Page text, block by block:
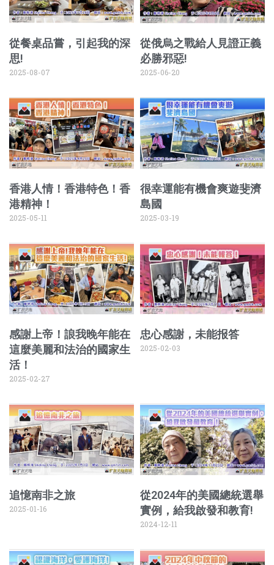
從餐桌品嘗，引起我的深
思!
2025-08-07
從俄烏之戰給人見證正義
必勝邪惡!
2025-06-20
香港人情！香港特色！香
港精神！
2025-05-11
很幸運能有機會爽遊斐濟
島國
2025-03-19
感謝上帝！誏我晚年能在
這麼美麗和法治的國家生
活！
2025-02-27
忠心感謝，未能报答
2025-02-03
追憶南非之旅
2025-01-16
從2024年的美國總統選舉
實例，給我啟發和教育!
2024-12-11